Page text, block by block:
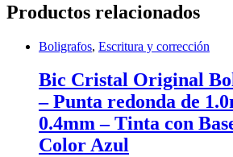
Productos relacionados
Boligrafos, Escritura y corrección
Bic Cristal Original
– Punta redonda de
0.4mm – Tinta con
Color Azul